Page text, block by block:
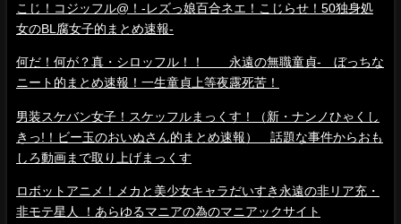
こじ！コジッフル@！-レズっ娘百合ネエ！こじらせ！50独身処
女のBL腐女子的まとめ速報-
何だ！何が？真・シロッフル！！ 永遠の無職童貞- ぼっちな
ニート的まとめ速報！一生童貞上等夜露死苦！
男装スケバン女子！スケッフルまっくす！（新・ナンノひゃくし
きっ!！ビー玉のおいぬさん的まとめ速報） 話題な事件からおも
しろ動画まで取り上げまっくす
ロボットアニメ！メカと美少女キャラだいすき永遠の非リア充・
非モテ星人 ！あらゆるマニアの為のマニアックサイト